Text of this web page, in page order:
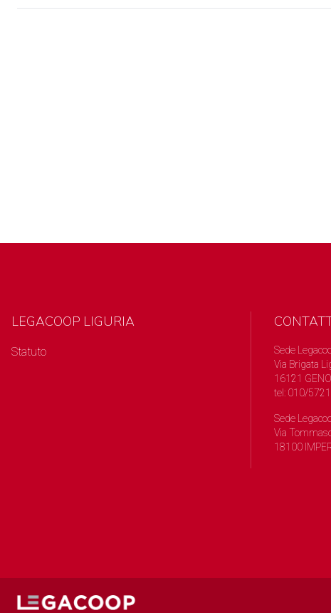
LEGACOOP LIGURIA
Statuto
Sede
Via Brigata
16121
tel: 010/
Sede
Via
18100